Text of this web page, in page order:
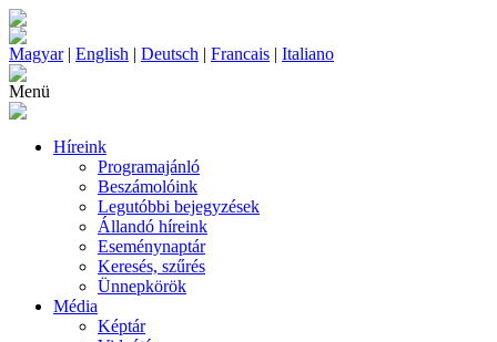
Magyar| English | Deutsch | Francais | Italiano
Menü
Híreink
Programajánló
Beszámolóink
Legutóbbi bejegyzések
Állandó híreink
Eseménynaptár
Keresés, szűrés
Ünnepkörök
Média
Képtár